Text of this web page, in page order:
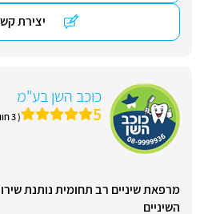
יצירת
כוכב השן בע"מ
5 ( 3 חוות דעת )
מרפאת שיניים רב תחומית נותנת
השיניים